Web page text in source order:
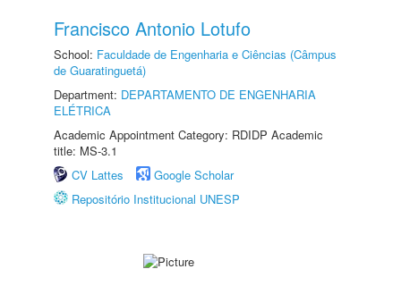
Francisco Antonio Lotufo
School: Faculdade de Engenharia e Ciências (Câmpus
de Guaratinguetá)
Department: DEPARTAMENTO DE ENGENHARIA
ELÉTRICA
Academic Appointment Category: RDIDP Academic
title: MS-3.1
CV Lattes
Google Scholar
Repositório Institucional UNESP